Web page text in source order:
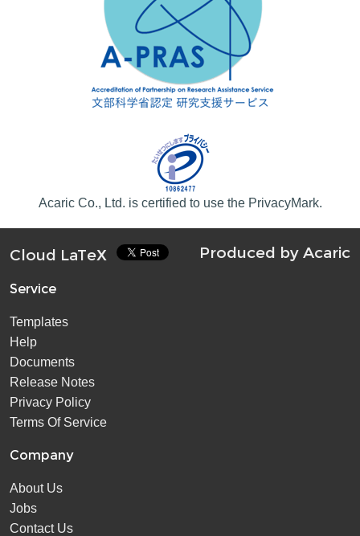
Acaric Co., Ltd. is certified to use the PrivacyMark.
Produced by Acaric
Cloud LaTeX
Service
Templates
Help
Documents
Release Notes
Privacy Policy
Terms Of Service
Company
About Us
Jobs
Contact Us